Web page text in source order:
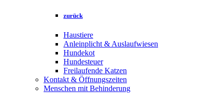
zurück
Haustiere
Anleinplicht & Auslaufwiesen
Hundekot
Hundesteuer
Freilaufende Katzen
Kontakt & Öffnungszeiten
Menschen mit Behinderung